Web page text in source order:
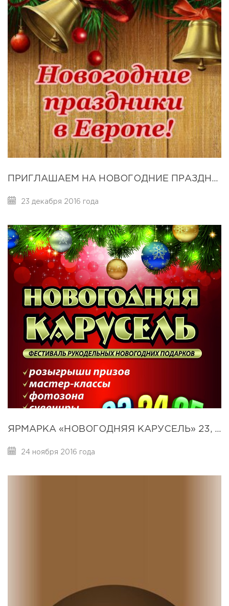
ПРИГЛАШАЕМ НА НОВОГОДНИЕ ПРАЗДНИКИ В «ЕВРОПУ»!
23 декабря 2016 года
ЯРМАРКА «НОВОГОДНЯЯ КАРУСЕЛЬ» 23, 24, 25 ДЕКАБРЯ!
24 ноября 2016 года